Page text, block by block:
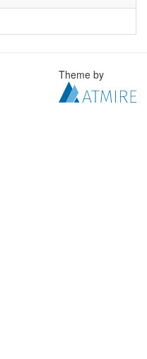
Theme by